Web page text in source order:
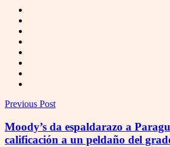
Previous Post
Moody’s da espaldarazo a
calificación a un peldaño del